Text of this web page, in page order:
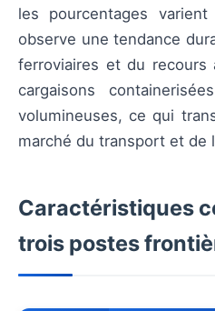
les pourcentages
observe une tendance
ferroviaires et du recours
cargaisons
volumineuses, ce qui
marché du transport et de
Caractéristiques
trois postes